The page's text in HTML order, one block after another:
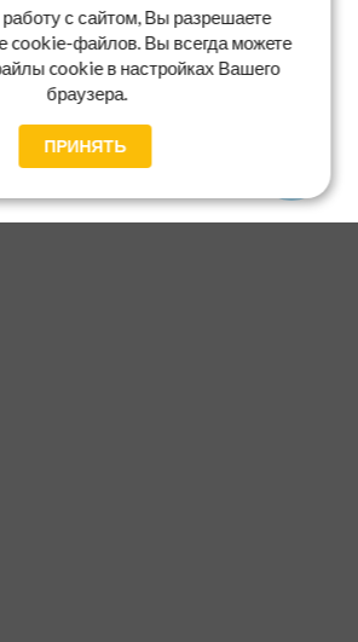
с сайтом, Вы разрешаете
cookie-файлов. Вы всегда можете
cookie в настройках Вашего
браузера.
ПРИНЯТЬ